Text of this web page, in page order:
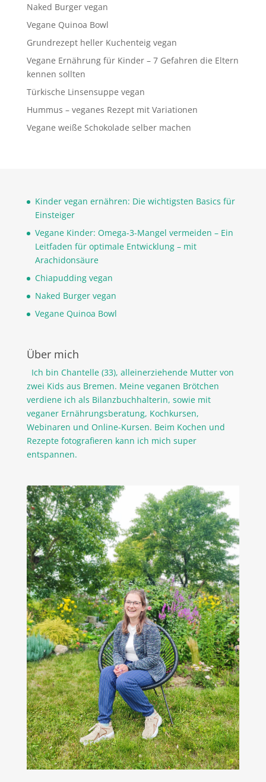
Naked Burger vegan
Vegane Quinoa Bowl
Grundrezept heller Kuchenteig vegan
Vegane Ernährung für Kinder – 7 Gefahren die Eltern
kennen sollten
Türkische Linsensuppe vegan
Hummus – veganes Rezept mit Variationen
Vegane weiße Schokolade selber machen
Kinder vegan ernähren: Die wichtigsten Basics für
Einsteiger
Vegane Kinder: Omega-3-Mangel vermeiden – Ein
Leitfaden für optimale Entwicklung – mit
Arachidonsäure
Chiapudding vegan
Naked Burger vegan
Vegane Quinoa Bowl
Über mich
Ich bin Chantelle (33), alleinerziehende Mutter von
zwei Kids aus Bremen. Meine veganen Brötchen
verdiene ich als Bilanzbuchhalterin, sowie mit
veganer Ernährungsberatung, Kochkursen,
Webinaren und Online-Kursen. Beim Kochen und
Rezepte fotografieren kann ich mich super
entspannen.